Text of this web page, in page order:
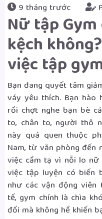
9 tháng trước
Nữ tập
kệch
việc tập
Bạn đang quyết tâm
váy yêu thích. Bạn hào
rồi chợt nghe bạn bè
to, chân to, người thô
này quá quen thuộc
Nam, từ văn phòng
việc cầm tạ vì nỗi lo
việc tập luyện có biến
như các vận động viên
tế, gym chính là chìa
đối mà không hề khiến